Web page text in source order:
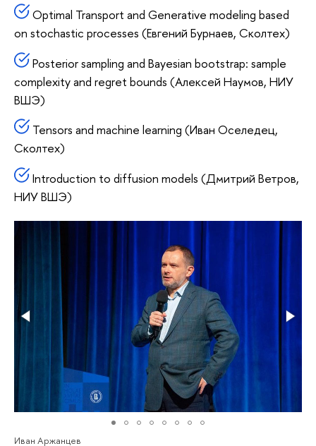
Optimal Transport and Generative modeling based
on stochastic processes (Евгений Бурнаев, Сколтех)
Posterior sampling and Bayesian bootstrap: sample
complexity and regret bounds (Алексей Наумов, НИУ
ВШЭ)
Tensors and machine learning (Иван Оселедец,
Сколтех)
Introduction to diffusion models (Дмитрий Ветров,
НИУ ВШЭ)
Иван Аржанцев